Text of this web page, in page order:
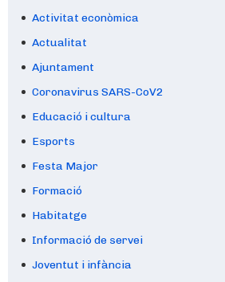
Activitat econòmica
Actualitat
Ajuntament
Coronavirus SARS-CoV2
Educació i cultura
Esports
Festa Major
Formació
Habitatge
Informació de servei
Joventut i infància